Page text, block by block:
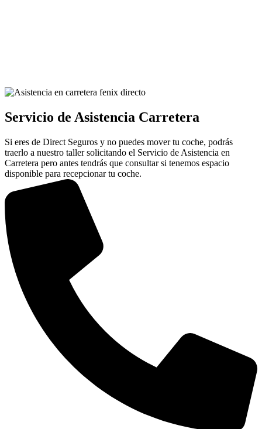
Servicio de Asistencia Carretera
Si eres de Direct Seguros y no puedes mover tu coche, podrás
traerlo a nuestro taller solicitando el Servicio de Asistencia en
Carretera pero antes tendrás que consultar si tenemos espacio
disponible para recepcionar tu coche.